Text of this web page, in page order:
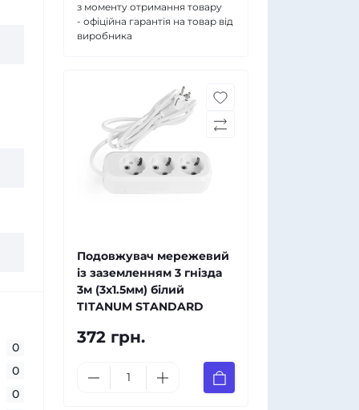
0
0
0
з моменту отримання товару
- офіційна гарантія на товар від
виробника
Подовжувач мережевий
із заземленням 3 гнізда
3м (3x1.5мм) білий
TITANUM STANDARD
372 грн.